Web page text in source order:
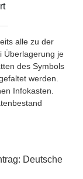
alle zu der
Überlagerung je
des Symbols
werden.
Infokasten.
Deutsche